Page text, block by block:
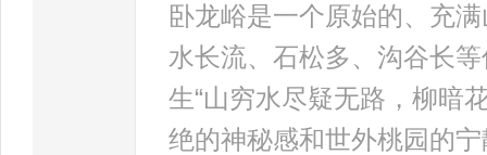
卧龙峪是一个原始的、充
水长流、石松多、沟谷长
生“山穷水尽疑无路，柳暗
绝的神秘感和世外桃园的